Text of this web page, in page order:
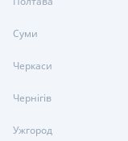
Суми
Черкаси
Чернігів
Ужгород